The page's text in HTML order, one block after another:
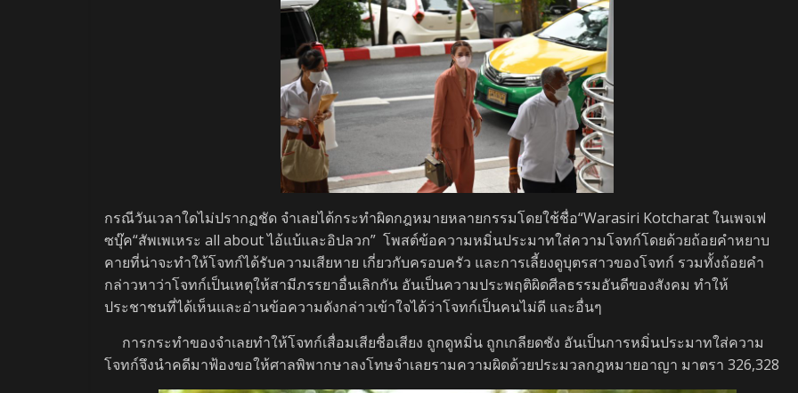
กรณีวันเวลาใดไม่ปรากฏชัด จำเลยได้กระทำผิดกฎหมายหลายกรรมโดยใช้ชื่อ“Warasiri Kotcharat ในเพจเฟ
ซบุ๊ค“สัพเพเหระ all about ไอ้แบ้และอิปลวก” โพสต์ข้อความหมิ่นประมาทใส่ความโจทก์โดยด้วยถ้อยคำหยาบ
คายที่น่าจะทำให้โจทก์ได้รับความเสียหาย เกี่ยวกับครอบครัว และการเลี้ยงดูบุตรสาวของโจทก์ รวมทั้งถ้อยคำ
กล่าวหาว่าโจทก์เป็นเหตุให้สามีภรรยาอื่นเลิกกัน อันเป็นความประพฤติผิดศีลธรรมอันดีของสังคม ทำให้
ประชาชนที่ได้เห็นและอ่านข้อความดังกล่าวเข้าใจได้ว่าโจทก์เป็นคนไม่ดี และอื่นๆ
การกระทำของจำเลยทำให้โจทก์เสื่อมเสียชื่อเสียง ถูกดูหมิ่น ถูกเกลียดชัง อันเป็นการหมิ่นประมาทใส่ความ
โจทก์จึงนำคดีมาฟ้องขอให้ศาลพิพากษาลงโทษจำเลยรามความผิดด้วยประมวลกฎหมายอาญา มาตรา 326,328